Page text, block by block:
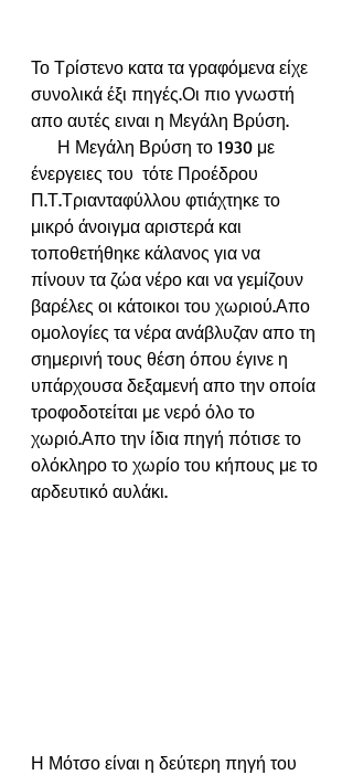
Το Τρίστενο κατα τα γραφόμενα είχε
συνολικά έξι πηγές.Οι πιο γνωστή
απο αυτές ειναι η Μεγάλη Βρύση.
ένεργειες του  τότε Προέδρου
Π.Τ.Τριανταφύλλου φτιάχτηκε το
μικρό άνοιγμα αριστερά και
τοποθετήθηκε κάλανος για να
πίνουν τα ζώα νέρο και να γεμίζουν
βαρέλες οι κάτοικοι του χωριού.Απο
ομολογίες τα νέρα ανάβλυζαν απο τη
σημερινή τους θέση όπου έγινε η
υπάρχουσα δεξαμενή απο την οποία
τροφοδοτείται με νερό όλο το
χωριό.Απο την ίδια πηγή πότισε το
ολόκληρο το χωρίο του κήπους με το
αρδευτικό αυλάκι.
Η Μότσο είναι η δεύτερη πηγή του